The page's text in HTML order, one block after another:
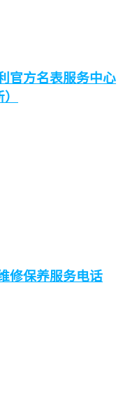
官方名表服务中心
修保养服务电话